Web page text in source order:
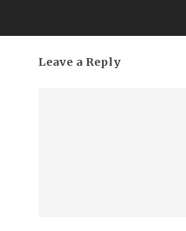
Leave a Reply